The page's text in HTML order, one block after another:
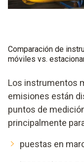
Comparación de
móviles vs.
Los instrumentos
emisiones están
puntos de
principalmente
puestas en